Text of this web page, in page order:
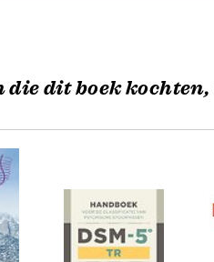
die dit boek